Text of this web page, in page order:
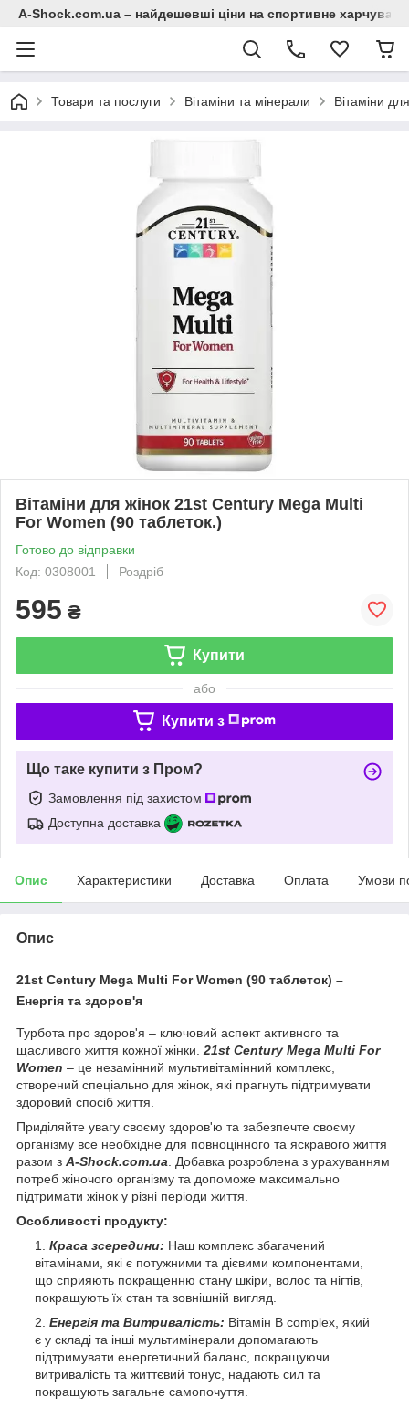
A-Shock.com.ua – найдешевші ціни на спортивне
Товари та послуги Вітаміни та мінерали Вітаміни
Вітаміни для жінок 21st Century Mega Multi
For Women (90 таблеток.)
Готово до відправки
Код: 0308001
Роздріб
595 ₴
Купити
або
Купити з
Що таке купити з Пром?
Замовлення під захистом
Доступна доставка
Опис Характеристики Доставка Оплата Умови
Опис
21st Century Mega Multi For Women (90 таблеток) –
Енергія та здоров'я
Турбота про здоров'я – ключовий аспект активного та
щасливого життя кожної жінки.21st Century Mega Multi For
Women – це незамінний мультивітамінний комплекс,
створений спеціально для жінок, які прагнуть підтримувати
здоровий спосіб життя.
Приділяйте увагу своєму здоров'ю та забезпечте своєму
організму все необхідне для повноцінного та яскравого життя
разом з A-Shock.com.ua. Добавка розроблена з урахуванням
потреб жіночого організму та допоможе максимально
підтримати жінок у різні періоди життя.
Особливості продукту:
Краса зсередини: Наш комплекс збагачений
вітамінами, які є потужними та дієвими компонентами,
що сприяють покращенню стану шкіри, волос та нігтів,
покращують їх стан та зовнішній вигляд.
Енергія та Витривалість: Вітамін B complex, який
є у складі та інші мультимінерали допомагають
підтримувати енергетичний баланс, покращуючи
витривалість та життєвий тонус, надають сил та
покращують загальне самопочуття.